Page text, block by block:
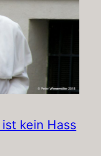
kein Hass